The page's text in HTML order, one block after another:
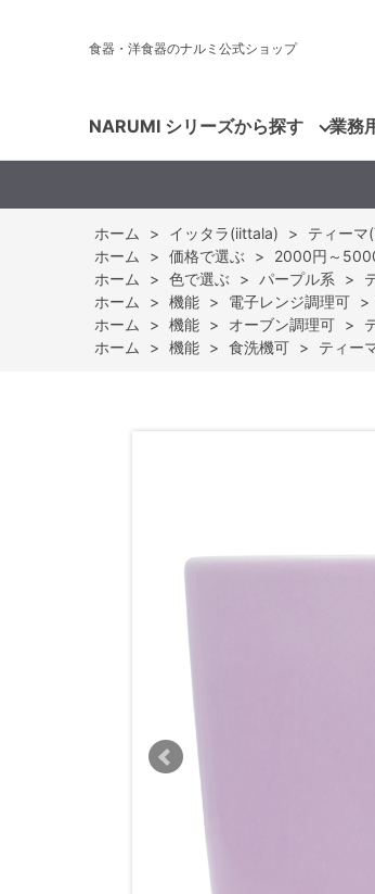
食器・洋食器のナルミ公式ショップ
NARUMI シリーズから探す 業務
ホーム > イッタラ(iittala) > ティーマ
ホーム
> 価格で選ぶ > 2000円～
ホーム
> 色で選ぶ > パープル系 >
ホーム
> 機能 > 電子レンジ調理可 >
ホーム
> 機能 > オーブン調理可 >
ホーム
> 機能 > 食洗機可 > ティー